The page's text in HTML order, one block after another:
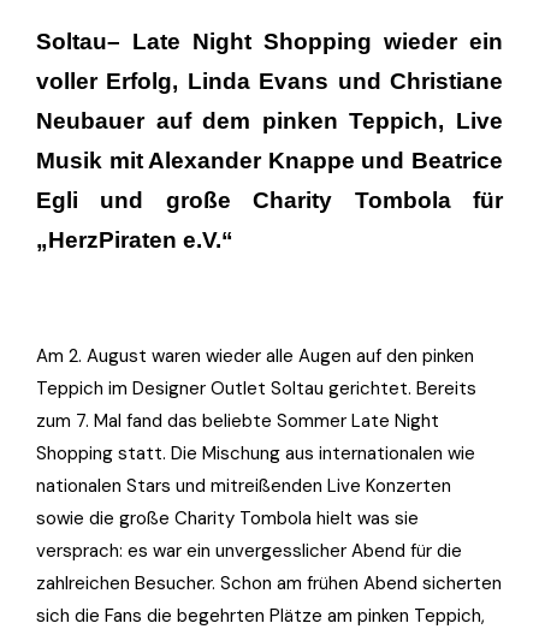
Soltau– Late Night Shopping wieder ein
voller Erfolg, Linda Evans und Christiane
Neubauer auf dem pinken Teppich, Live
Musik mit Alexander Knappe und Beatrice
Egli und große Charity Tombola für
„HerzPiraten e.V.“
Am 2. August waren wieder alle Augen auf den pinken
Teppich im Designer Outlet Soltau gerichtet. Bereits
zum 7. Mal fand das beliebte Sommer Late Night
Shopping statt. Die Mischung aus internationalen wie
nationalen Stars und mitreißenden Live Konzerten
sowie die große Charity Tombola hielt was sie
versprach: es war ein unvergesslicher Abend für die
zahlreichen Besucher. Schon am frühen Abend sicherten
sich die Fans die begehrten Plätze am pinken Teppich,